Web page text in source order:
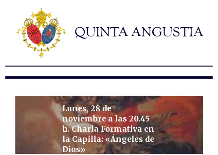
Hermandad
Titulares
Historia y patrimonio
Noticias
Lunes, 28 de
noviembre a las 20.45
h. Charla Formativa en
la Capilla: «Ángeles de
Dios»